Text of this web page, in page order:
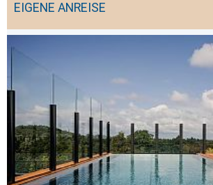
EIGENE ANREISE